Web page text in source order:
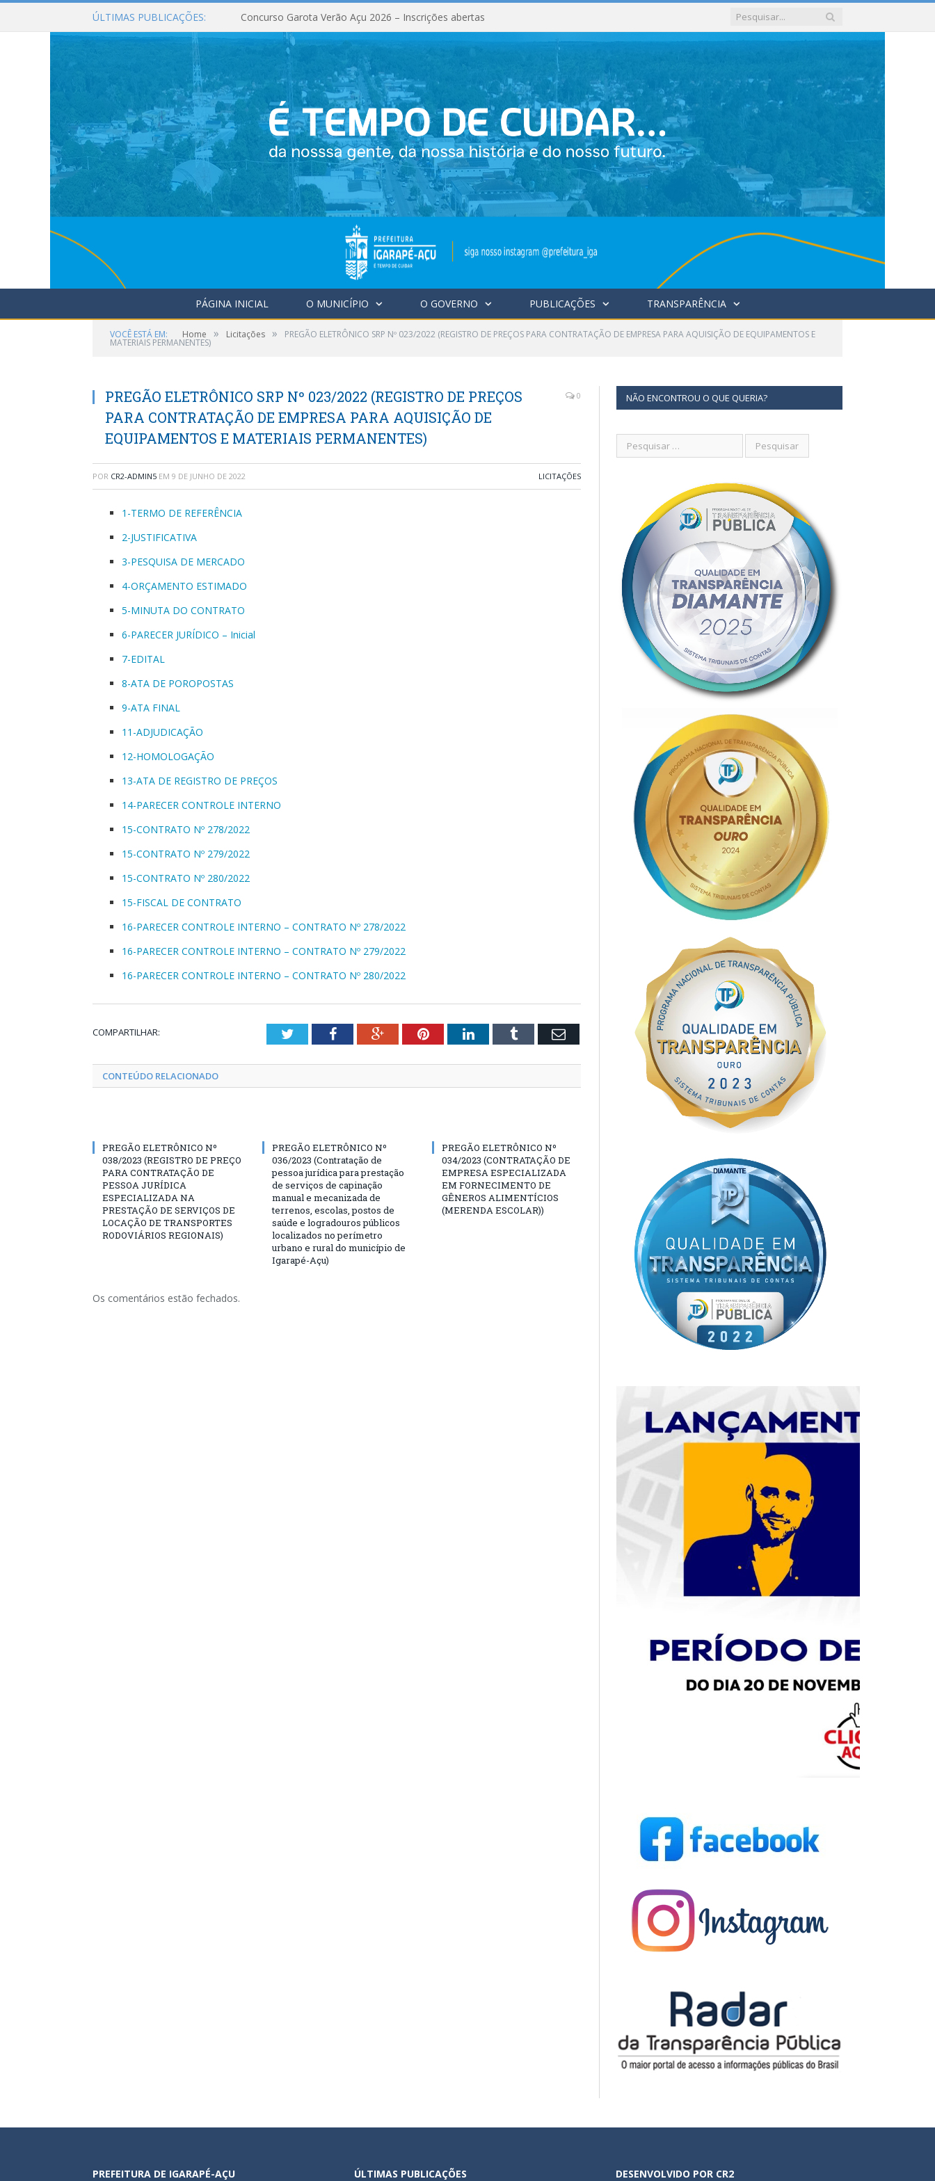
ÚLTIMAS PUBLICAÇÕES: Concurso Garota Verão Açu 2026 – Inscrições abertas
PÁGINA INICIAL O MUNICÍPIO O GOVERNO PUBLICAÇÕES TRANSPARÊNCIA
VOCÊ ESTÁ EM: Home » Licitações » PREGÃO ELETRÔNICO SRP Nº 023/2022 (REGISTRO DE PREÇOS PARA CONTRATAÇÃO DE EMPRESA PARA AQUISIÇÃO DE EQUIPAMENTOS E
MATERIAIS PERMANENTES)
PREGÃO ELETRÔNICO SRP Nº 023/2022 (REGISTRO DE PREÇOS
PARA CONTRATAÇÃO DE EMPRESA PARA AQUISIÇÃO DE
EQUIPAMENTOS E MATERIAIS PERMANENTES)
0
POR CR2-ADMIN5 EM 9 DE JUNHO DE 2022 LICITAÇÕES
1-TERMO DE REFERÊNCIA
2-JUSTIFICATIVA
3-PESQUISA DE MERCADO
4-ORÇAMENTO ESTIMADO
5-MINUTA DO CONTRATO
6-PARECER JURÍDICO – Inicial
7-EDITAL
8-ATA DE POROPOSTAS
9-ATA FINAL
11-ADJUDICAÇÃO
12-HOMOLOGAÇÃO
13-ATA DE REGISTRO DE PREÇOS
14-PARECER CONTROLE INTERNO
15-CONTRATO Nº 278/2022
15-CONTRATO Nº 279/2022
15-CONTRATO Nº 280/2022
15-FISCAL DE CONTRATO
16-PARECER CONTROLE INTERNO – CONTRATO Nº 278/2022
16-PARECER CONTROLE INTERNO – CONTRATO Nº 279/2022
16-PARECER CONTROLE INTERNO – CONTRATO Nº 280/2022
COMPARTILHAR: TwitterFacebookGoogle+PinterestLinkedInTumblr Email
CONTEÚDO RELACIONADO
PREGÃO ELETRÔNICO Nº
038/2023 (REGISTRO DE PREÇO
PARA CONTRATAÇÃO DE
PESSOA JURÍDICA
ESPECIALIZADA NA
PRESTAÇÃO DE SERVIÇOS DE
LOCAÇÃO DE TRANSPORTES
RODOVIÁRIOS REGIONAIS)
PREGÃO ELETRÔNICO Nº
036/2023 (Contratação de
pessoa jurídica para prestação
de serviços de capinação
manual e mecanizada de
terrenos, escolas, postos de
saúde e logradouros públicos
localizados no perímetro
urbano e rural do município de
Igarapé-Açu)
PREGÃO ELETRÔNICO Nº
034/2023 (CONTRATAÇÃO DE
EMPRESA ESPECIALIZADA
EM FORNECIMENTO DE
GÊNEROS ALIMENTÍCIOS
(MERENDA ESCOLAR))
Os comentários estão fechados.
NÃO ENCONTROU O QUE QUERIA?
PREFEITURA DE IGARAPÉ-AÇU ÚLTIMAS PUBLICAÇÕES DESENVOLVIDO POR CR2